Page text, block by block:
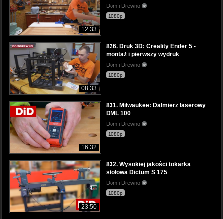
12:33
Dom i Drewno
1080p
08:33
826. Druk 3D: Creality Ender 5 -
montaż i pierwszy wydruk
Dom i Drewno
1080p
16:32
831. Milwaukee: Dalmierz laserowy
DML 100
Dom i Drewno
1080p
23:50
832. Wysokiej jakości tokarka
stołowa Dictum S 175
Dom i Drewno
1080p